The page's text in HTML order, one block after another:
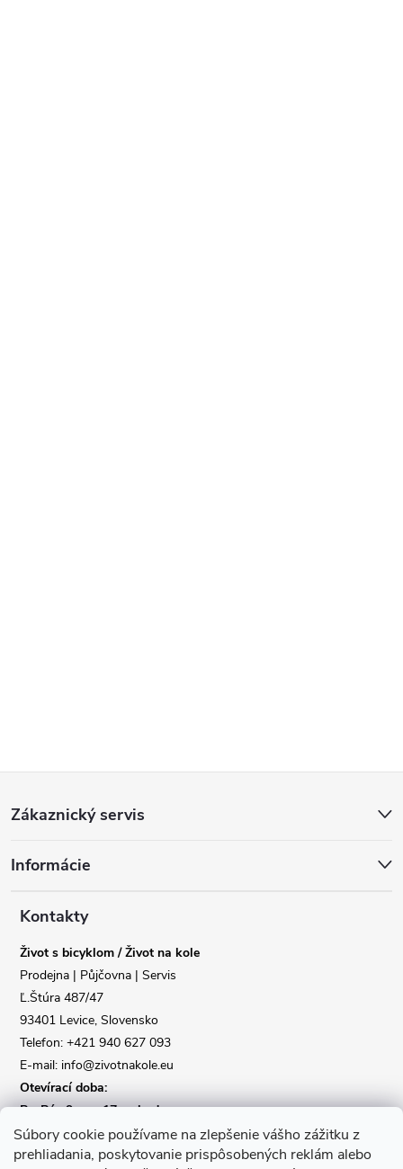
Súbory cookie používame na zlepšenie vášho zážitku z
prehliadania, poskytovanie prispôsobených reklám alebo
p
Zákaznický servis
Informácie
Kontakty
Život s bicyklom / Život na kole
Prodejna | Půjčovna | Servis
Ľ.Štúra 487/47
93401 Levice, Slovensko
Telefon: +421 940 627 093
E-mail: info@zivotnakole.eu
Otevírací doba:
Po-Pá : 9,oo - 17,oo hod
So : 9,oo - 12,oo | Ne : Zavřeno